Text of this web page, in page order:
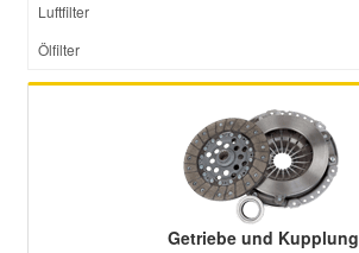
Luftfilter
Ölfilter
Getriebe und Kupplung